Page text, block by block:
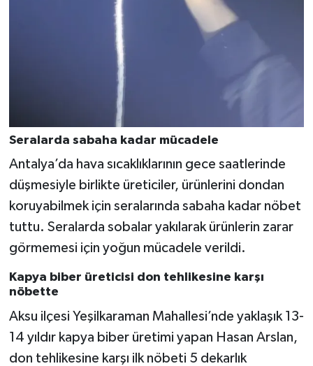
Seralarda sabaha kadar mücadele
Antalya’da hava sıcaklıklarının gece saatlerinde
düşmesiyle birlikte üreticiler, ürünlerini dondan
koruyabilmek için seralarında sabaha kadar nöbet
tuttu. Seralarda sobalar yakılarak ürünlerin zarar
görmemesi için yoğun mücadele verildi.
Kapya biber üreticisi don tehlikesine karşı
nöbette
Aksu ilçesi Yeşilkaraman Mahallesi’nde yaklaşık 13-
14 yıldır kapya biber üretimi yapan Hasan Arslan,
don tehlikesine karşı ilk nöbeti 5 dekarlık